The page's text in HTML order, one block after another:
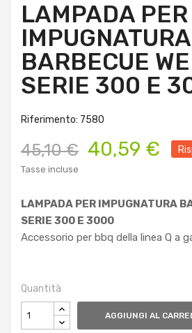
LAMPADA PER
IMPUGNATURA
BARBECUE
SERIE 300 E
Riferimento: 7580
45,10 € 40,59 €
Tasse incluse
LAMPADA PER IMPUGNATURA
SERIE 300 E 3000
Accessorio per bbq della linea Q a
Quantità
AGGIUNGI AL